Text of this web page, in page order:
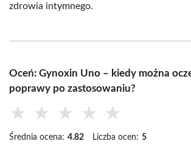
zdrowia intymnego.
Oceń: Gynoxin Uno – kiedy można
poprawy po zastosowaniu?
★ ★ ★ ★ ★
Średnia ocena: 4.82 Liczba ocen: 5